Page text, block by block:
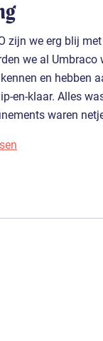
zijn we erg blij
we al
en hebben
en-klaar. Alles
waren